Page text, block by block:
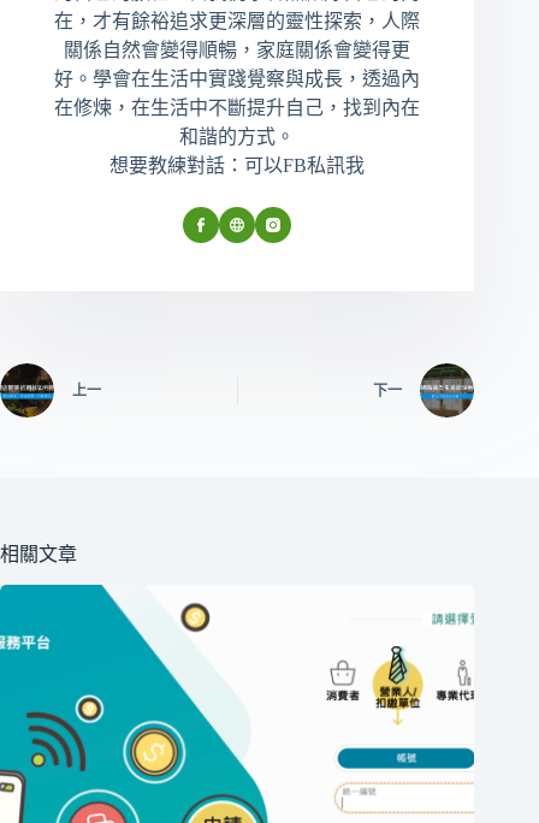
在，才有餘裕追求更深層的靈性探索，人際
關係自然會變得順暢，家庭關係會變得更
好。學會在生活中實踐覺察與成長，透過內
在修煉，在生活中不斷提升自己，找到內在
和諧的方式。
想要教練對話：可以FB私訊我
上一 下一
相關文章